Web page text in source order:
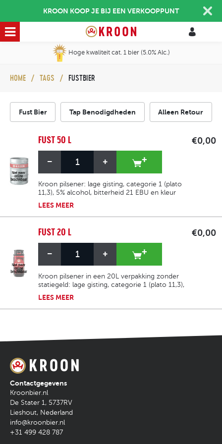
KROON KOOP JE BIJ EEN VERKOOPPUNT
Hoge kwaliteit cat. 1 bier (5.0% Alc.)
HOME TAGS FUSTBIER
Fust Bier Tap Benodigdheden Alleen Retour
FUST 50 L €0,00
Kroon pilsener: lage gisting, categorie 1 (plato
11,3), 5% alcohol, bitterheid 21 EBU en kleur
goudgeel (10 EBC). Het is verfrissend, licht
fruitig, licht hoppig en heeft een milde
bitterheid.
LEES MEER
FUST 20 L €0,00
Kroon pilsener in een 20L verpakking zonder
statiegeld: lage gisting, categorie 1 (plato 11,3),
5% alcohol, bitterheid 21 EBU en kleur
goudgeel (10 EBC). Het is verfrissend, licht
fruitig, licht hoppig en heeft een milde
LEES MEER
Contactgegevens
Kroonbier.nl
De Stater 1, 5737RV
Lieshout, Nederland
info@kroonbier.nl
+31 499 428 787